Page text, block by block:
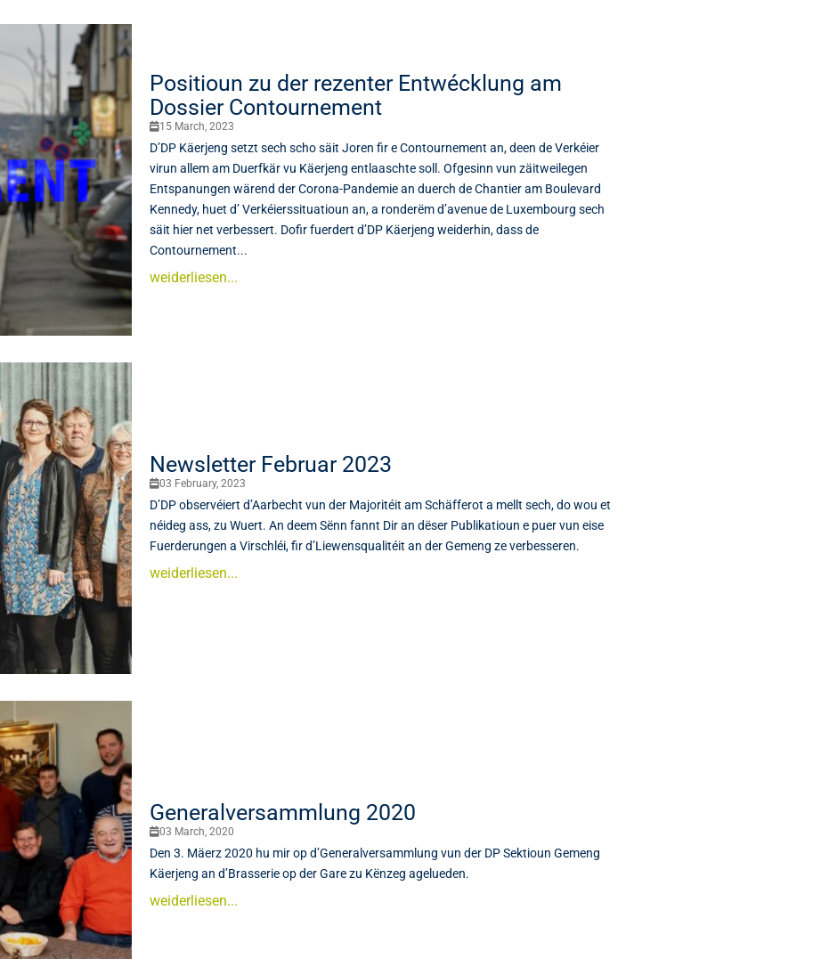
Positioun zu der rezenter Entwécklung am
Dossier Contournement
15 March, 2023
D’DP Käerjeng setzt sech scho säit Joren fir e Contournement an, deen de Verkéier
virun allem am Duerfkär vu Käerjeng entlaaschte soll. Ofgesinn vun zäitweilegen
Entspanungen wärend der Corona-Pandemie an duerch de Chantier am Boulevard
Kennedy, huet d’ Verkéierssituatioun an, a ronderëm d’avenue de Luxembourg sech
säit hier net verbessert. Dofir fuerdert d’DP Käerjeng weiderhin, dass de
Contournement...
weiderliesen...
Newsletter Februar 2023
03 February, 2023
D’DP observéiert d’Aarbecht vun der Majoritéit am Schäfferot a mellt sech, do wou et
néideg ass, zu Wuert. An deem Sënn fannt Dir an dëser Publikatioun e puer vun eise
Fuerderungen a Virschléi, fir d’Liewensqualitéit an der Gemeng ze verbesseren.
weiderliesen...
Generalversammlung 2020
03 March, 2020
Den 3. Mäerz 2020 hu mir op d’Generalversammlung vun der DP Sektioun Gemeng
Käerjeng an d’Brasserie op der Gare zu Kënzeg agelueden.
weiderliesen...